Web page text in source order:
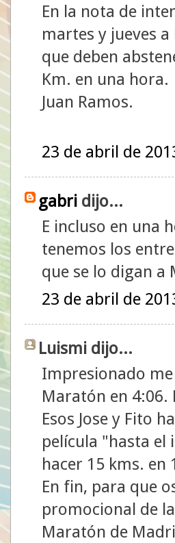
En la nota de
martes y jueves
que deben
Km. en una hora.
Juan Ramos.
23 de abril de
gabri dijo...
E incluso en una
tenemos los
que se lo digan a
23 de abril de
Luismi dijo...
Impresionado me
Maratón en 4:06.
Esos Jose y Fito
película "hasta
hacer 15 kms. en
En fin, para que
promocional de
Maratón de